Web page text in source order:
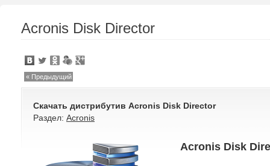
Acronis Disk Director
« Предыдущий
Скачать дистрибутив Acronis Disk Director
Раздел: Acronis
Acronis Disk